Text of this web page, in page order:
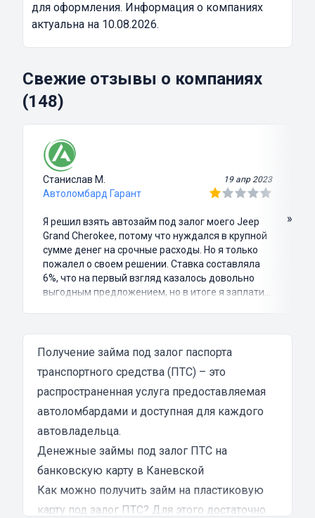
для оформления. Информация о компаниях
актуальна на 10.08.2026.
Свежие отзывы о компаниях
(148)
Станислав М. 19 апр 2023
Автоломбард Гарант
Я решил взять автозайм под залог моего Jeep
Grand Cherokee, потому что нуждался в крупной
сумме денег на срочные расходы. Но я только
пожалел о своем решении. Ставка составляла
6%, что на первый взгляд казалось довольно
выгодным предложением, но в итоге я заплатил
затянутым и занял много времени и усилий.
Никакого профессионализма и
Разочарование и раздражение - это все, что я
испытал в результате этого кредита...
»
Получение займа под залог паспорта
транспортного средства (ПТС) – это
распространенная услуга предоставляемая
автоломбардами и доступная для каждого
автовладельца.
Денежные займы под залог ПТС на
банковскую карту в Каневской
Как можно получить займ на пластиковую
карту под залог ПТС? Для этого достаточно